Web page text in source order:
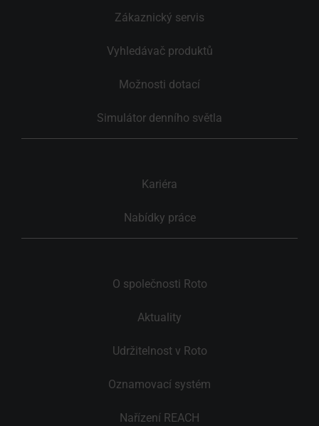
Zákaznický servis
Vyhledávač produktů
Možnosti dotací
Simulátor denního světla
Kariéra
Nabídky práce
O společnosti Roto
Aktuality
Udržitelnost v Roto
Oznamovací systém
Nařízení REACH